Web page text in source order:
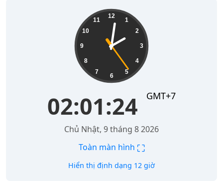
12
1
2
3
4
5
6
7
8
9
10
11
02:01:25 GMT+7
Chủ Nhật, 9 tháng 8 2026
Toàn màn hình ⛶
Hiển thị định dạng 12 giờ